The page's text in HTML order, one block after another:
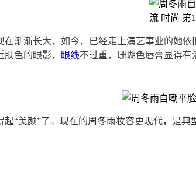
渐渐长大，如今，已经走上演艺事业的她
色的眼影，
眼线不过重，珊瑚色唇膏显得有
“美颜”了。现在的周冬雨妆容更现代，是典